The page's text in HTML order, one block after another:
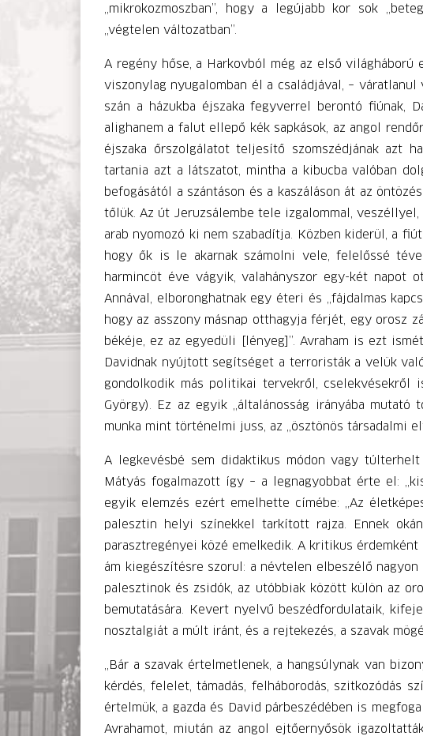
„mikrokozmoszban”, hogy a legújabb kor sok
„végtelen változatban”.
A regény hőse, a Harkovból még az első
viszonylag nyugalomban él a családjával, –
szán a házukba éjszaka fegyverrel berontó fiúnak,
alighanem a falut ellepő kék sapkások, az angol
éjszaka őrszolgálatot teljesítő szomszédjának azt
tartania azt a látszatot, mintha a kibucba valóban
befogásától a szántáson és a kaszáláson át az
tőlük. Az út Jeruzsálembe tele izgalommal,
arab nyomozó ki nem szabadítja. Közben kiderül, a
hogy ők is le akarnak számolni vele, felelőssé
harmincöt éve vágyik, valahányszor egy-két
Annával, elboronghatnak egy éteri és „fájdalmas
hogy az asszony másnap otthagyja férjét, egy orosz
békéje, ez az egyedüli [lényeg]”. Avraham is ezt
Davidnak nyújtott segítséget a terroristák a velük
gondolkodik más politikai tervekről, cselekvésekről
György). Ez az egyik „általánosság irányába
munka mint történelmi juss, az „ösztönös társadalmi
A legkevésbé sem didaktikus módon vagy
Mátyás fogalmazott így – a legnagyobbat érte el:
egyik elemzés ezért emelhette címébe: „Az
palesztin helyi színekkel tarkított rajza. Ennek
parasztregényei közé emelkedik. A kritikus
ám kiegészítésre szorul: a névtelen elbeszélő
palesztinok és zsidók, az utóbbiak között külön az
bemutatására. Kevert nyelvű beszédfordulataik,
nosztalgiát a múlt iránt, és a rejtekezés, a szavak
„Bár a szavak értelmetlenek, a hangsúlynak van
kérdés, felelet, támadás, felháborodás, szitkozódás
értelmük, a gazda és David párbeszédében is
Avrahamot, miután az angol ejtőernyősök